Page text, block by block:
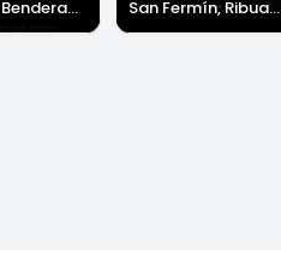
Sambil
San Fermín, Ribuan
Orang Berlari 875